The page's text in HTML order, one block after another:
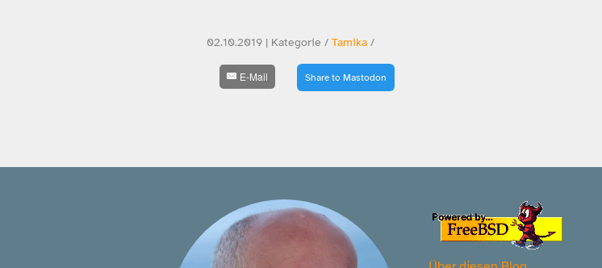
02.10.2019 | Kategorie / Tamika /
E-Mail Share to Mastodon